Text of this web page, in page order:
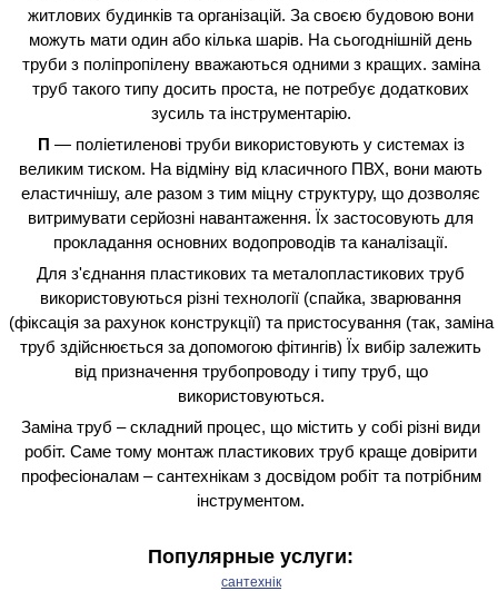
житлових будинків та організацій. За своєю будовою вони
можуть мати один або кілька шарів. На сьогоднішній день
труби з поліпропілену вважаються одними з кращих. заміна
труб такого типу досить проста, не потребує додаткових
зусиль та інструментарію.
П — поліетиленові труби використовують у системах із
великим тиском. На відміну від класичного ПВХ, вони мають
еластичнішу, але разом з тим міцну структуру, що дозволяє
витримувати серйозні навантаження. Їх застосовують для
прокладання основних водопроводів та каналізації.
Для з'єднання пластикових та металопластикових труб
використовуються різні технології (спайка, зварювання
(фіксація за рахунок конструкції) та пристосування (так, заміна
труб здійснюється за допомогою фітингів) Їх вибір залежить
від призначення трубопроводу і типу труб, що
використовуються.
Заміна труб – складний процес, що містить у собі різні види
робіт. Саме тому монтаж пластикових труб краще довірити
професіоналам – сантехнікам з досвідом робіт та потрібним
інструментом.
Популярные услуги:
сантехнік